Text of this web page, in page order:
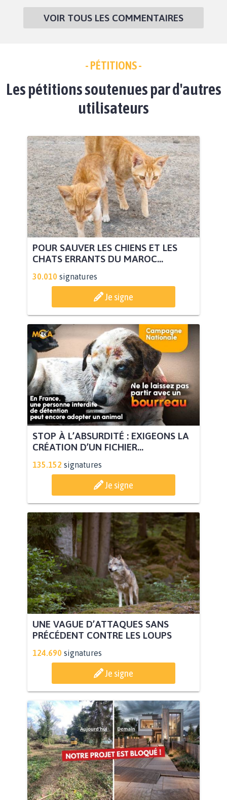
VOIR TOUS LES COMMENTAIRES
- PÉTITIONS -
Les pétitions soutenues par d'autres
utilisateurs
POUR SAUVER LES CHIENS ET LES
CHATS ERRANTS DU MAROC...
30.010 signatures
Je signe
STOP À L’ABSURDITÉ : EXIGEONS LA
CRÉATION D’UN FICHIER...
135.152 signatures
Je signe
UNE VAGUE D’ATTAQUES SANS
PRÉCÉDENT CONTRE LES LOUPS
124.690 signatures
Je signe